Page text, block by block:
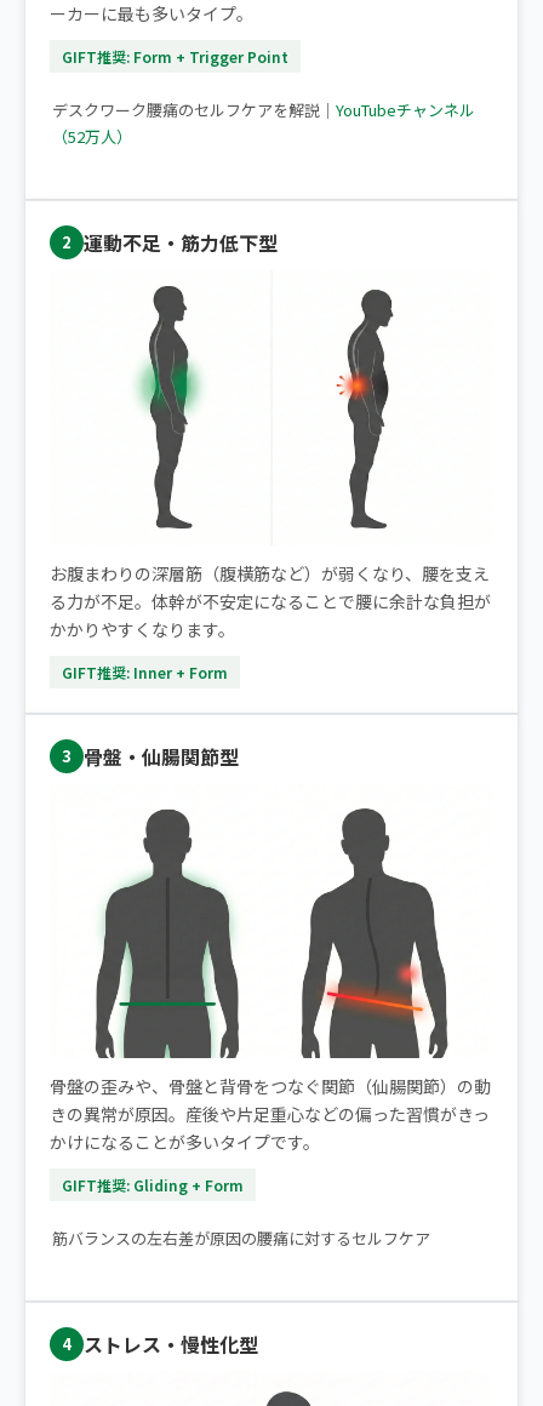
ーカーに最も多いタイプ。
GIFT推奨: Form + Trigger Point
▶ デスクワークで腰痛になりやすい方へ
デスクワーク腰痛のセルフケアを解説｜ YouTubeチャンネル
（52万人）
2 運動不足・筋力低下型
お腹まわりの深層筋（腹横筋など）が弱くなり、腰を支え
る力が不足。体幹が不安定になることで腰に余計な負担が
かかりやすくなります。
GIFT推奨: Inner + Form
3 骨盤・仙腸関節型
骨盤の歪みや、骨盤と背骨をつなぐ関節（仙腸関節）の動
きの異常が原因。産後や片足重心などの偏った習慣がきっ
かけになることが多いタイプです。
GIFT推奨: Gliding + Form
▶ 片側だけの腰痛｜痛みが楽になるストレッチ2選
筋バランスの左右差が原因の腰痛に対するセルフケア
4 ストレス・慢性化型